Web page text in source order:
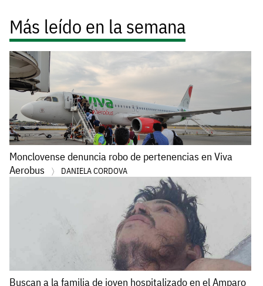
Más leído en la semana
Monclovense denuncia robo de pertenencias en Viva
Aerobus
DANIELA CORDOVA
Buscan a la familia de joven hospitalizado en el Amparo